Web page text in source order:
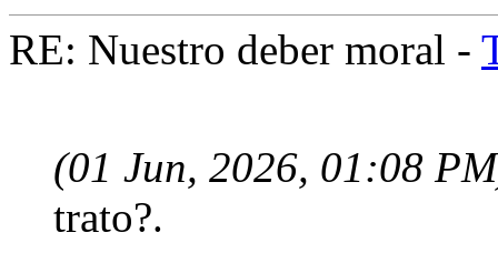
RE: Nuestro deber moral -
(01 Jun, 2026, 01:08
trato?.